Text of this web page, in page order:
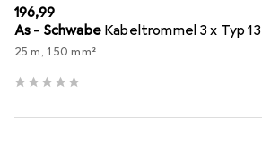
EUR
196,99
As - Schwabe Kabeltrommel 3 x Typ 13
25 m, 1.50 mm²